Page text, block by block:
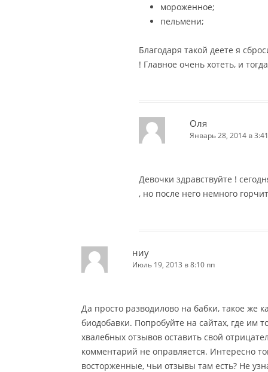
мороженное;
пельмени;
Благодаря такой деете я
! Главное очень хотеть, и
Оля
Январь 28, 2014 в
Девочки здравствуйте !
, но после него немного
ниу
Июль 19, 2013 в 8:10 пп
Да просто разводилово на бабки, такое же
биодобавки. Попробуйте на сайтах, где им
хвалебных отзывов оставить свой
комментарий не оправляется. Интересно
восторженные, чьи отзывы там есть? Не